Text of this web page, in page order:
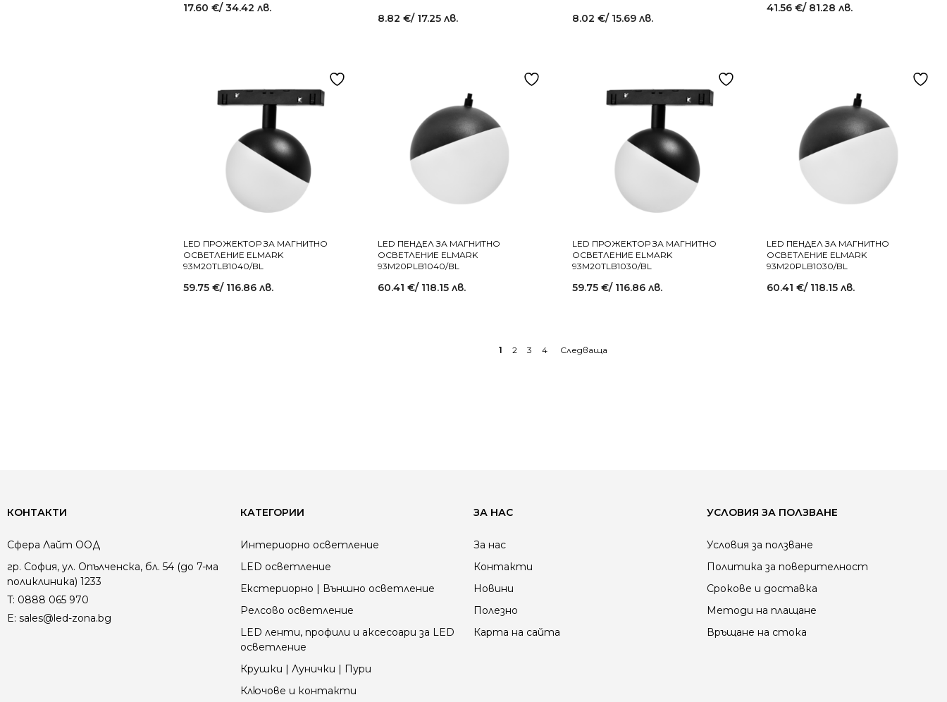
17.60 €/ 34.42 лв.
8.82 €/ 17.25 лв. 8.02 €/ 15.69 лв.
41.56 €/ 81.28 лв.
LED ПРОЖЕКТОР ЗА МАГНИТНО
ОСВЕТЛЕНИЕ ELMARK
93M20TLB1040/BL
59.75 €/ 116.86 лв.
LED ПЕНДЕЛ ЗА МАГНИТНО
ОСВЕТЛЕНИЕ ELMARK
93M20PLB1040/BL
60.41 €/ 118.15 лв.
LED ПРОЖЕКТОР ЗА МАГНИТНО
ОСВЕТЛЕНИЕ ELMARK
93M20TLB1030/BL
59.75 €/ 116.86 лв.
LED ПЕНДЕЛ ЗА МАГНИТНО
ОСВЕТЛЕНИЕ ELMARK
93M20PLB1030/BL
60.41 €/ 118.15 лв.
1 2 3 4
КОНТАКТИ
Сфера Лайт ООД
гр. София, ул. Опълченска, бл. 54 (до 7-ма
поликлиника) 1233
T: 0888 065 970
E: sales@led-zona.bg
КАТЕГОРИИ
Интериорно осветление
LED осветление
Екстериорно | Външно осветление
Релсово осветление
LED ленти, профили и аксесоари за LED
осветление
Крушки | Лунички | Пури
Ключове и контакти
ЗА НАС
За нас
Контакти
Новини
Полезно
Карта на сайта
УСЛОВИЯ ЗА ПОЛЗВАНЕ
Условия за ползване
Политика за поверителност
Срокове и доставка
Методи на плащане
Връщане на стока